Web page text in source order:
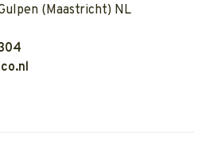
(Maastricht) NL